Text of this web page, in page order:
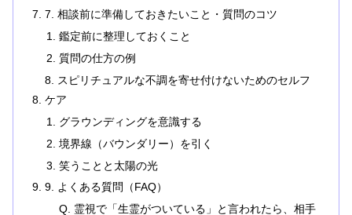
7. 相談前に準備しておきたいこと・質問のコツ
鑑定前に整理しておくこと
質問の仕方の例
8. スピリチュアルな不調を寄せ付けないためのセルフ
ケア
グラウンディングを意識する
境界線（バウンダリー）を引く
笑うことと太陽の光
9. よくある質問（FAQ）
Q. 霊視で「生霊がついている」と言われたら、相手